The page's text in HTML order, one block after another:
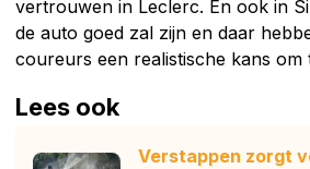
vertrouwen in Leclerc. En ook in
de auto goed zal zijn en daar
coureurs een realistische kans om
Lees ook
Verstappen zorgt